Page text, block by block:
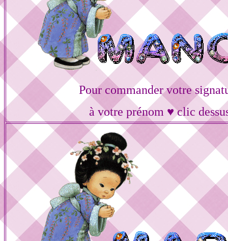
Pour commander votre
à votre prénom ♥ clic